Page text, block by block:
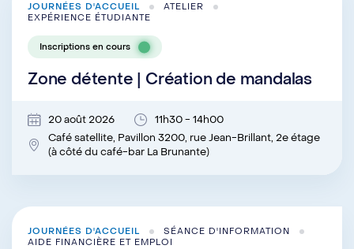
JOURNÉES D'ACCUEIL
ATELIER
EXPÉRIENCE ÉTUDIANTE
Inscriptions en cours
Zone détente | Création de mandalas
20 août 2026
11h30 - 14h00
Café satellite, Pavillon 3200, rue Jean-Brillant, 2e étage
(à côté du café-bar La Brunante)
JOURNÉES D'ACCUEIL
SÉANCE D'INFORMATION
AIDE FINANCIÈRE ET EMPLOI